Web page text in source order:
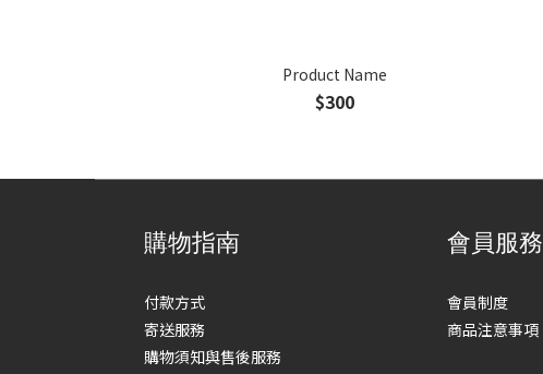
Product Name
$300
購物指南
付款方式
寄送服務
購物須知與售後服務
會員服務
會員制度
商品注意事項